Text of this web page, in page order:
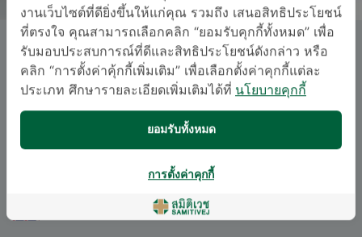
พญ. วลัญชนา ธัชศฤงคารสกุล
สาขาเวชศาสตร์ฉุกเฉิน
อนุสาขาสาขาเวชศาสตร์ฉุกเฉิน
ภาษา
งานเว็บไซต์ที่ดียิ่งขึ้นให้แก่คุณ รวมถึง เสนอสิทธิประโยชน์
ที่ตรงใจ คุณสามารถเลือกคลิก “ยอมรับคุกกี้ทั้งหมด” เพื่อ
รับมอบประสบการณ์ที่ดีและสิทธิประโยชน์ดังกล่าว หรือ
คลิก “การตั้งค่าคุ้กกี้เพิ่มเติม” เพื่อเลือกตั้งค่าคุกกี้แต่ละ
ประเภท ศึกษารายละเอียดเพิ่มเติมได้ที่ นโยบายคุกกี้
ยอมรับทั้งหมด
การตั้งค่าคุกกี้